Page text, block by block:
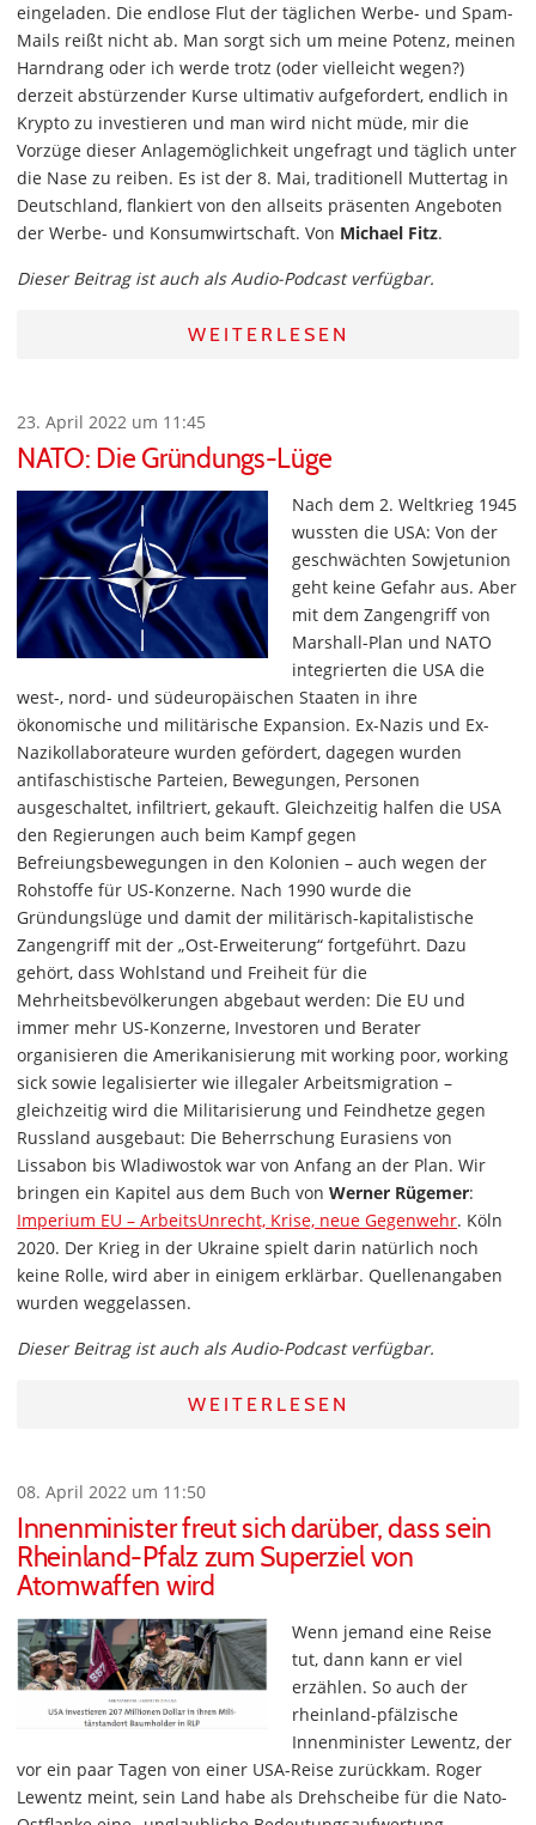
eingeladen. Die endlose Flut der täglichen Werbe- und Spam-
Mails reißt nicht ab. Man sorgt sich um meine Potenz, meinen
Harndrang oder ich werde trotz (oder vielleicht wegen?)
derzeit abstürzender Kurse ultimativ aufgefordert, endlich in
Krypto zu investieren und man wird nicht müde, mir die
Vorzüge dieser Anlagemöglichkeit ungefragt und täglich unter
die Nase zu reiben. Es ist der 8. Mai, traditionell Muttertag in
Deutschland, flankiert von den allseits präsenten Angeboten
der Werbe- und Konsumwirtschaft. Von Michael Fitz.
Dieser Beitrag ist auch als Audio-Podcast verfügbar.
WEITERLESEN
23. April 2022 um 11:45
NATO: Die Gründungs-Lüge
Nach dem 2. Weltkrieg 1945
wussten die USA: Von der
geschwächten Sowjetunion
geht keine Gefahr aus. Aber
mit dem Zangengriff von
Marshall-Plan und NATO
integrierten die USA die
west-, nord- und südeuropäischen Staaten in ihre
ökonomische und militärische Expansion. Ex-Nazis und Ex-
Nazikollaborateure wurden gefördert, dagegen wurden
antifaschistische Parteien, Bewegungen, Personen
ausgeschaltet, infiltriert, gekauft. Gleichzeitig halfen die USA
den Regierungen auch beim Kampf gegen
Befreiungsbewegungen in den Kolonien – auch wegen der
Rohstoffe für US-Konzerne. Nach 1990 wurde die
Gründungslüge und damit der militärisch-kapitalistische
Zangengriff mit der „Ost-Erweiterung“ fortgeführt. Dazu
gehört, dass Wohlstand und Freiheit für die
Mehrheitsbevölkerungen abgebaut werden: Die EU und
immer mehr US-Konzerne, Investoren und Berater
organisieren die Amerikanisierung mit working poor, working
sick sowie legalisierter wie illegaler Arbeitsmigration –
gleichzeitig wird die Militarisierung und Feindhetze gegen
Russland ausgebaut: Die Beherrschung Eurasiens von
Lissabon bis Wladiwostok war von Anfang an der Plan. Wir
bringen ein Kapitel aus dem Buch von Werner Rügemer:
Imperium EU – ArbeitsUnrecht, Krise, neue Gegenwehr. Köln
2020. Der Krieg in der Ukraine spielt darin natürlich noch
keine Rolle, wird aber in einigem erklärbar. Quellenangaben
wurden weggelassen.
Dieser Beitrag ist auch als Audio-Podcast verfügbar.
WEITERLESEN
08. April 2022 um 11:50
Innenminister freut sich darüber, dass sein
Rheinland-Pfalz zum Superziel von
Atomwaffen wird
Wenn jemand eine Reise
tut, dann kann er viel
erzählen. So auch der
rheinland-pfälzische
Innenminister Lewentz, der
vor ein paar Tagen von einer USA-Reise zurückkam. Roger
Lewentz meint, sein Land habe als Drehscheibe für die Nato-